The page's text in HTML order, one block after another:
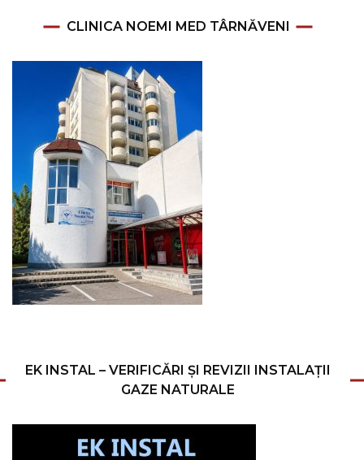
CLINICA NOEMI MED TÂRNĂVENI
EK INSTAL – VERIFICĂRI ȘI REVIZII INSTALAȚII
GAZE NATURALE